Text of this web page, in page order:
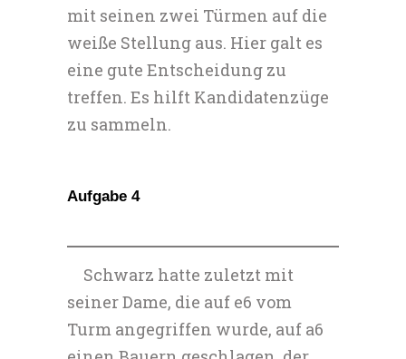
mit seinen zwei Türmen auf die
weiße Stellung aus. Hier galt es
eine gute Entscheidung zu
treffen. Es hilft Kandidatenzüge
zu sammeln.
Aufgabe 4
Schwarz hatte zuletzt mit
seiner Dame, die auf e6 vom
Turm angegriffen wurde, auf a6